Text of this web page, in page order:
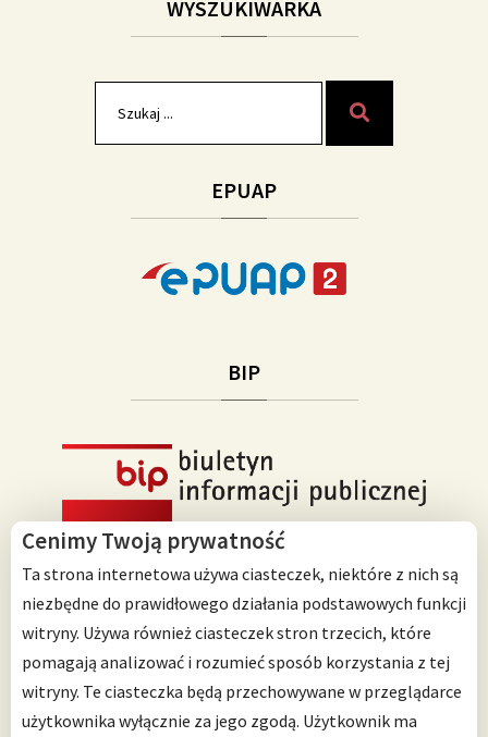
WYSZUKIWARKA
EPUAP
BIP
Przedszkole Integracyjne nr 125 im. Janusza Korczaka
ul. Ścinawska 10
53-642 Wrocław
Cenimy Twoją prywatność
Ta strona internetowa używa ciasteczek, niektóre z nich są
niezbędne do prawidłowego działania podstawowych funkcji
witryny. Używa również ciasteczek stron trzecich, które
pomagają analizować i rozumieć sposób korzystania z tej
witryny. Te ciasteczka będą przechowywane w przeglądarce
użytkownika wyłącznie za jego zgodą. Użytkownik ma